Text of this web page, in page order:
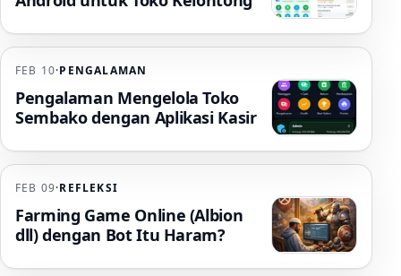
FEB 10·PENGALAMAN
Pengalaman Mengelola Toko
Sembako dengan Aplikasi Kasir
FEB 09·REFLEKSI
Farming Game Online (Albion
dll) dengan Bot Itu Haram?